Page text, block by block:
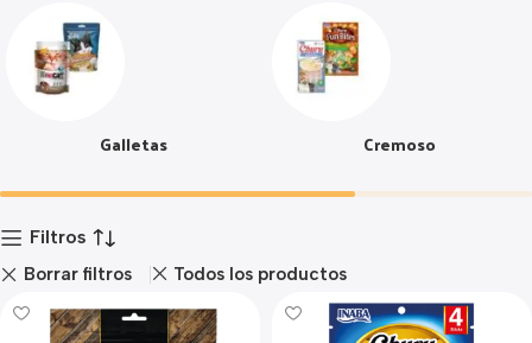
Galletas Cremoso
Filtros
Borrar filtros Todos los productos